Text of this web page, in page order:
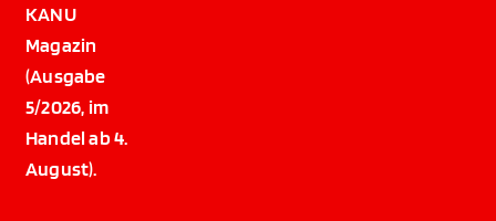
KANU
Magazin
(Ausgabe
5/2026, im
Handel ab 4.
August).